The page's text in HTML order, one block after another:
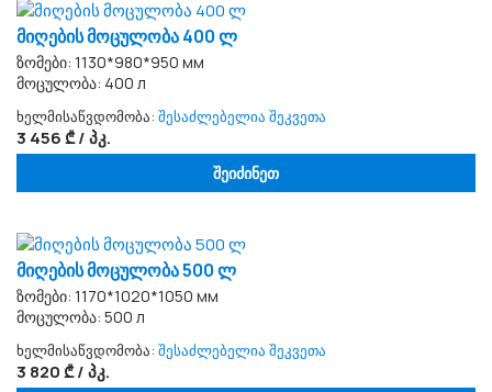
მიღების მოცულობა 400 ლ
ზომები: 1130*980*950 мм
მოცულობა: 400 л
ხელმისაწვდომობა: შესაძლებელია შეკვეთა
3 456 ₾ / პკ.
შეიძინეთ
მიღების მოცულობა 500 ლ
ზომები: 1170*1020*1050 мм
მოცულობა: 500 л
ხელმისაწვდომობა: შესაძლებელია შეკვეთა
3 820 ₾ / პკ.